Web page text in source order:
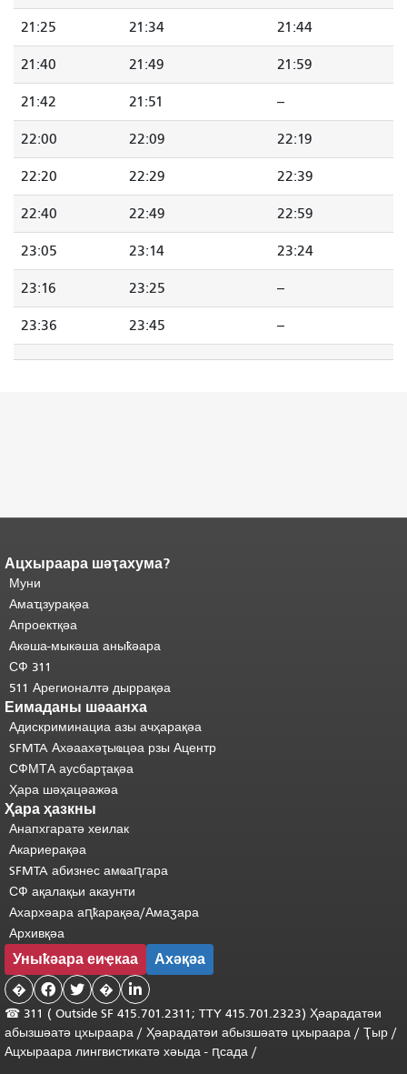
21:25 21:34 21:44
21:40 21:49 21:59
21:42 21:51 --
22:00 22:09 22:19
22:20 22:29 22:39
22:40 22:49 22:59
23:05 23:14 23:24
23:16 23:25 --
23:36 23:45 --
Адаҟьа аҵакы анҵәамҭа.Ари
адаҟьа иаанхаз даҟьацыԥхьаӡа
иқәҵәиаахоит.
шәхынҳәы."
Ацхыраара шәҭахума?
Муни
Амаҵзурақәа
Апроектқәа
Акәша-мыкәша аныҟәара
СФ 311
511 Арегионалтә дыррақәа
Еимаданы шәаанха
Адискриминациа азы ачҳарақәа
SFMTA Ахәаахәҭыҩцәа рзы Ацентр
СФМТА аусбарҭақәа
Ҳара шәҳацәажәа
Ҳара ҳазкны
Анапхгаратә хеилак
Акариерақәа
SFMTA абизнес амҩаԥгара
СФ ақалақьи акаунти
Ахархәара аԥҟарақәа/Амаӡара
Архивқәа
Уныҟәара еиҿкаа Ахәқәа
�   � 
☎ 311 ( Outside SF 415.701.2311; TTY 415.701.2323) Ҳәарадатәи
абызшәатә цхыраара / Ҳәарадатәи абызшәатә цхыраара / Ҭыр /
Ацхыраара лингвистикатә хәыда - ԥсада /